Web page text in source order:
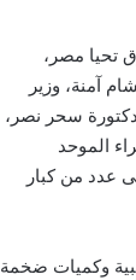
تحيا مصر،
آمنة، وزير
سحر نصر،
الموحد
عدد من كبار
وكميات ضخمة